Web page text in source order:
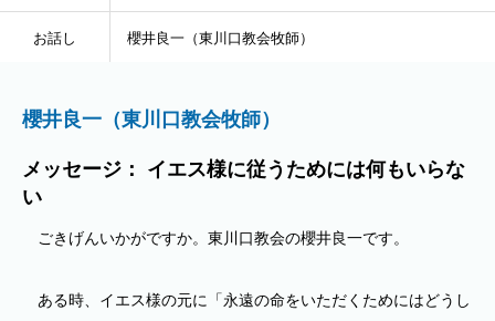
お話し 櫻井良一（東川口教会牧師）
櫻井良一（東川口教会牧師）
メッセージ： イエス様に従うためには何もいらな
い
ごきげんいかがですか。東川口教会の櫻井良一です。
ある時、イエス様の元に「永遠の命をいただくためにはどうし